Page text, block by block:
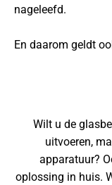
nageleefd.
En daarom geldt
Wilt u de
uitvoeren,
apparatuur?
oplossing in huis.